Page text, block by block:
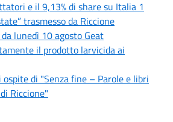
e il 9,13% di share su Italia 1
trasmesso da Riccione
lunedì 10 agosto Geat
il prodotto larvicida ai
ospite di "Senza fine – Parole e libri
Riccione"